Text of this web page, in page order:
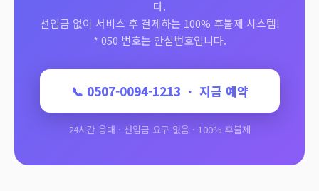
다.
선입금 없이 서비스 후 결제하는 100% 후불제 시스템!
* 050 번호는 안심번호입니다.
📞 0507-0094-1213 · 지금 예약
24시간 응대 · 선입금 요구 없음 · 100% 후불제